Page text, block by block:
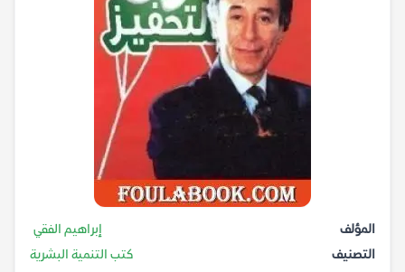
المؤلف
إبراهيم الفقي
التصنيف
كتب التنمية البشرية